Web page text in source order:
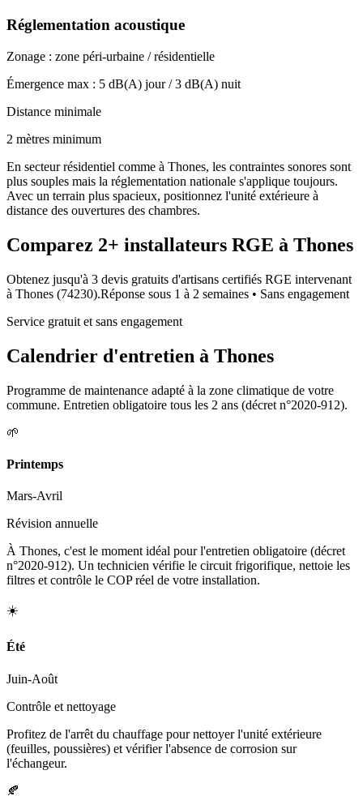
Réglementation acoustique
Zonage : zone péri-urbaine / résidentielle
Émergence max : 5 dB(A) jour /3 dB(A) nuit
Distance minimale
2 mètres minimum
En secteur résidentiel comme à Thones, les contraintes sonores sont
plus souples mais la réglementation nationale s'applique toujours.
Avec un terrain plus spacieux, positionnez l'unité extérieure à
distance des ouvertures des chambres.
Comparez 2+ installateurs RGE à Thones
Obtenez jusqu'à 3 devis gratuits d'artisans certifiés RGE intervenant
à Thones (74230).Réponse sous 1 à 2 semaines • Sans engagement
Service gratuit et sans engagement
Calendrier d'entretien à Thones
Programme de maintenance adapté à la zone climatique de votre
commune. Entretien obligatoire tous les 2 ans (décret n°2020-912).
🌱
Printemps
Mars-Avril
Révision annuelle
À Thones, c'est le moment idéal pour l'entretien obligatoire (décret
n°2020-912). Un technicien vérifie le circuit frigorifique, nettoie les
filtres et contrôle le COP réel de votre installation.
☀️
Été
Juin-Août
Contrôle et nettoyage
Profitez de l'arrêt du chauffage pour nettoyer l'unité extérieure
(feuilles, poussières) et vérifier l'absence de corrosion sur
l'échangeur.
🍂